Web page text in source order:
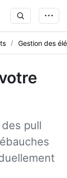
Gestion des
pull